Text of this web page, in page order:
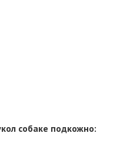
собаке подкожно: